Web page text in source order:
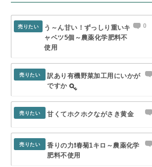
売りたい
う～ん甘い！ずっしり重いキ
ャベツ5個～農薬化学肥料不
使用
0
売りたい
訳あり有機野菜加工用にいかが
ですか
売りたい 甘くてホクホクながさき黄金
売りたい
香りの力❗春菊1キロ～農薬化学
肥料不使用